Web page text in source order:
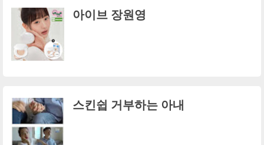
아이브 장원영
스킨쉽 거부하는 아내